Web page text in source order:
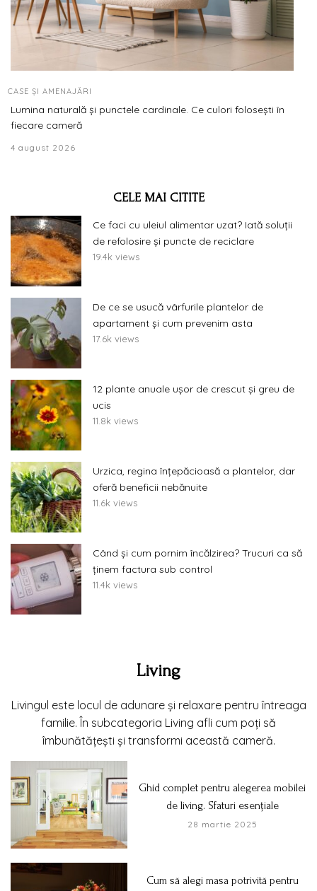
CASE ȘI AMENAJĂRI
Lumina naturală și punctele cardinale. Ce culori folosești în
fiecare cameră
4 august 2026
CELE MAI CITITE
Ce faci cu uleiul alimentar uzat? Iată soluții
de refolosire și puncte de reciclare
19.4k views
De ce se usucă vârfurile plantelor de
apartament și cum prevenim asta
17.6k views
12 plante anuale ușor de crescut și greu de
ucis
11.8k views
Urzica, regina înțepăcioasă a plantelor, dar
oferă beneficii nebănuite
11.6k views
Când și cum pornim încălzirea? Trucuri ca să
ținem factura sub control
11.4k views
Living
Livingul este locul de adunare și relaxare pentru întreaga
familie. În subcategoria Living afli cum poți să
îmbunătățești și transformi această cameră.
Ghid complet pentru alegerea mobilei
de living. Sfaturi esențiale
28 martie 2025
Cum să alegi masa potrivită pentru